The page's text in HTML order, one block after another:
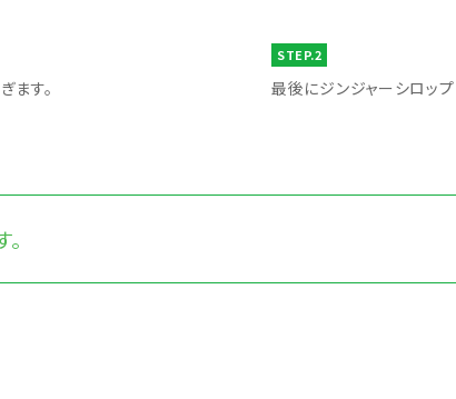
ます。
STEP.2
最後にジンジャーシロッ